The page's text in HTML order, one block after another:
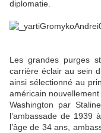
diplomatie.
Les grandes purges
carrière éclair au sein
ainsi sélectionné au
américain
Washington par
l’ambassade de 1939
l’âge de 34 ans,